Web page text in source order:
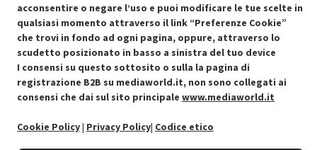
Condizioni generali di vendita
Cookie Policy
Preferenze cookie
Informativa privacy
Recedere dal contratto qui
acconsentire o negare l’uso e puoi modificare le tue scelte in
qualsiasi momento attraverso il link “Preferenze Cookie”
che trovi in fondo ad ogni pagina, oppure, attraverso lo
scudetto posizionato in basso a sinistra del tuo device
I consensi su questo sottosito o sulla la pagina di
registrazione B2B su mediaworld.it, non sono collegati ai
consensi che dai sul sito principale www.mediaworld.it
Cookie Policy| Privacy Policy| Codice etico